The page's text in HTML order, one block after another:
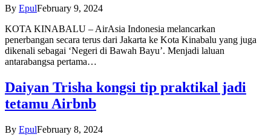
By EpulFebruary 9, 2024
KOTA KINABALU – AirAsia Indonesia melancarkan
penerbangan secara terus dari Jakarta ke Kota Kinabalu yang juga
dikenali sebagai ‘Negeri di Bawah Bayu’. Menjadi laluan
antarabangsa pertama…
Daiyan Trisha kongsi tip praktikal jadi
tetamu Airbnb
By EpulFebruary 8, 2024